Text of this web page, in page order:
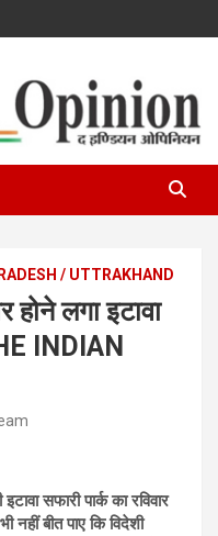
/ UTTRAKHAND
होने लगा इटावा
INDIAN
सफारी पार्क का रविवार
बीत पाए कि विदेशी